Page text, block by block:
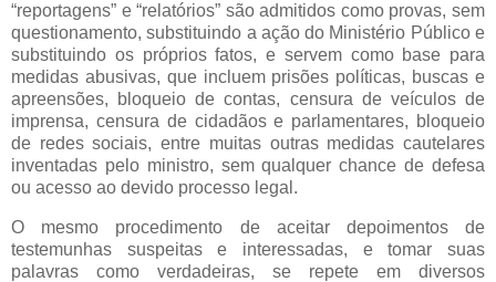
“reportagens” e “relatórios” são admitidos como provas, sem
questionamento, substituindo a ação do Ministério Público e
substituindo os próprios fatos, e servem como base para
medidas abusivas, que incluem prisões políticas, buscas e
apreensões, bloqueio de contas, censura de veículos de
imprensa, censura de cidadãos e parlamentares, bloqueio
de redes sociais, entre muitas outras medidas cautelares
inventadas pelo ministro, sem qualquer chance de defesa
ou acesso ao devido processo legal.
O mesmo procedimento de aceitar depoimentos de
testemunhas suspeitas e interessadas, e tomar suas
palavras como verdadeiras, se repete em diversos